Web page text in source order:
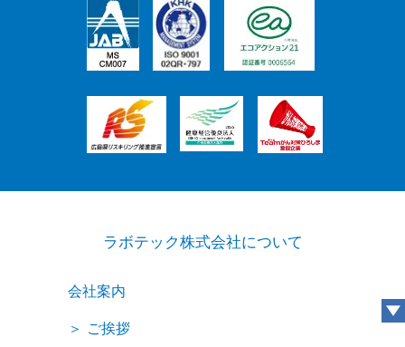
ラボテック株式会社について
会社案内
ご挨拶